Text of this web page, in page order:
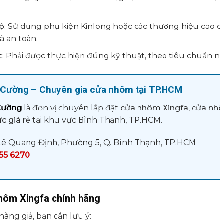
Sử dụng phụ kiện Kinlong hoặc các thương hiệu cao
an toàn.
Phải được thực hiện đúng kỹ thuật, theo tiêu chuẩn
– Chuyên gia cửa nhôm tại TP.HCM
là đơn vị chuyên lắp đặt cửa nhôm Xingfa, cửa
giá rẻ tại khu vực Bình Thạnh, TP.HCM.
Quang Định, Phường 5, Q. Bình Thạnh, TP.HCM
6270
Xingfa chính hãng
giả, bạn cần lưu ý: